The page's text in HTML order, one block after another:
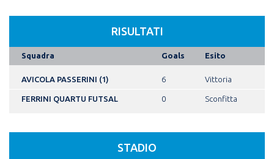
RISULTATI
Squadra Goals Esito
AVICOLA PASSERINI (1) 6 Vittoria
FERRINI QUARTU FUTSAL 0 Sconfitta
STADIO